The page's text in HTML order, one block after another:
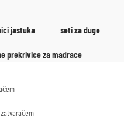
jastuka seti za duge
prekrivice za madrace